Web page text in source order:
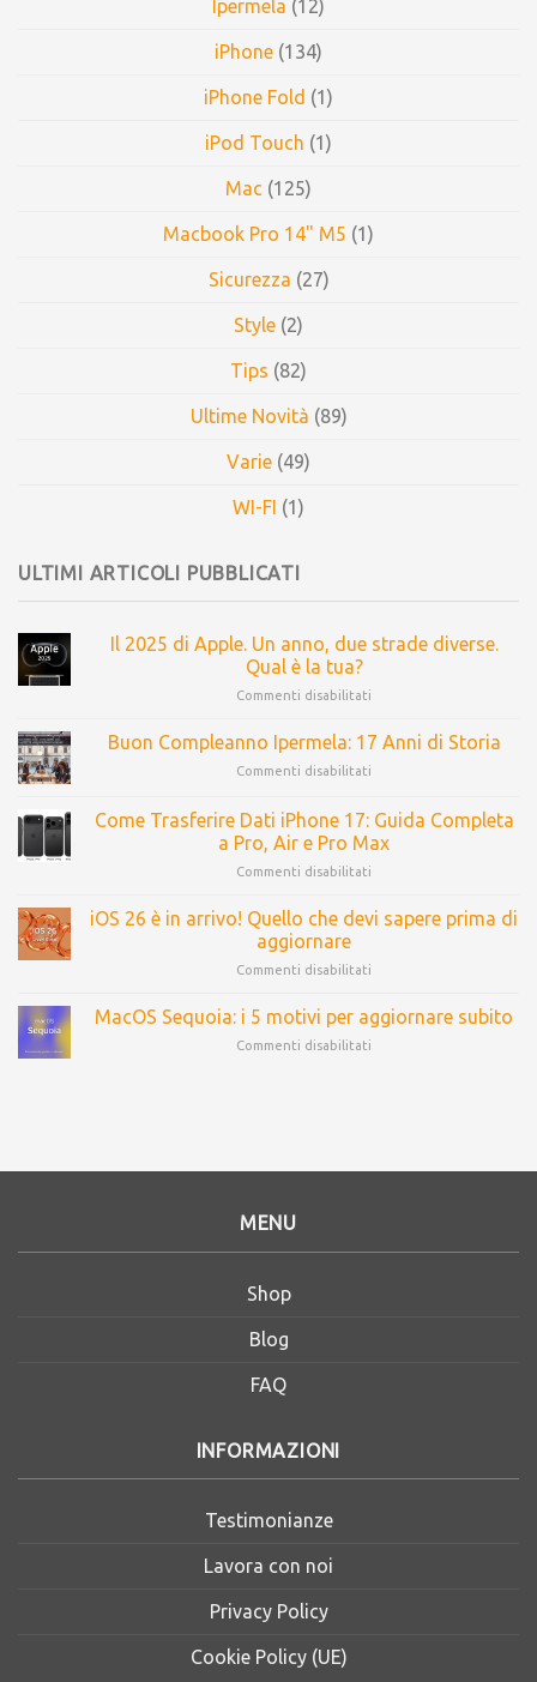
Ipermela (12)
iPhone (134)
iPhone Fold (1)
iPod Touch (1)
Mac (125)
Macbook Pro 14" M5 (1)
Sicurezza (27)
Style (2)
Tips (82)
Ultime Novità (89)
Varie (49)
WI-FI (1)
ULTIMI ARTICOLI PUBBLICATI
Il 2025 di Apple. Un anno, due strade diverse.
Qual è la tua?
Commenti disabilitati
Buon Compleanno Ipermela: 17 Anni di Storia
Commenti disabilitati
Come Trasferire Dati iPhone 17: Guida Completa
a Pro, Air e Pro Max
Commenti disabilitati
iOS 26 è in arrivo! Quello che devi sapere prima di
aggiornare
Commenti disabilitati
MacOS Sequoia: i 5 motivi per aggiornare subito
Commenti disabilitati
MENU
Shop
Blog
FAQ
INFORMAZIONI
Testimonianze
Lavora con noi
Privacy Policy
Cookie Policy (UE)